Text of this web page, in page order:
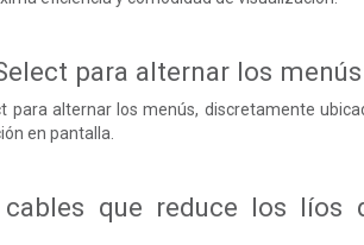
para alternar los
para alternar los menús, discretamente
en pantalla.
cables que reduce los